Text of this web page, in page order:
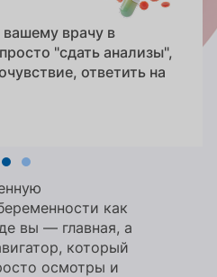
вашему врачу в
"сдать анализы",
ответить на
как
вы — главная, а
который
осмотры и